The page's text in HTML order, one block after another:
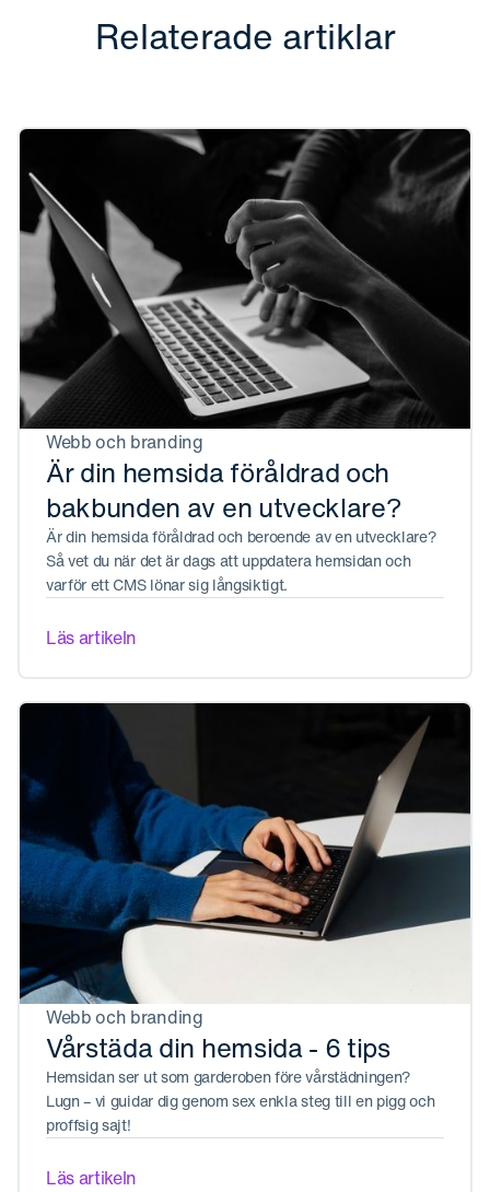
Relaterade artiklar
Webb och branding
Är din hemsida föråldrad och
bakbunden av en utvecklare?
Är din hemsida föråldrad och beroende av en utvecklare?
Så vet du när det är dags att uppdatera hemsidan och
varför ett CMS lönar sig långsiktigt.
Läs artikeln
Webb och branding
Vårstäda din hemsida - 6 tips
Hemsidan ser ut som garderoben före vårstädningen?
Lugn – vi guidar dig genom sex enkla steg till en pigg och
proffsig sajt!
Läs artikeln